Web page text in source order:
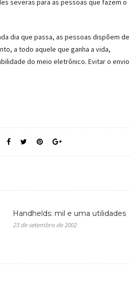
severas para as pessoas que fazem o
dia que passa, as pessoas dispõem de
a todo aquele que ganha a vida,
do meio eletrônico. Evitar o envio
Handhelds: mil e uma utilidades
23 de setembro de 2002